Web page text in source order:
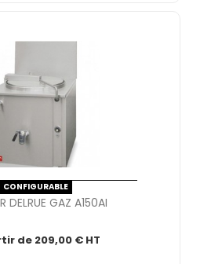
CONFIGURABLE
DELRUE GAZ A150AI
de 209,00 € HT